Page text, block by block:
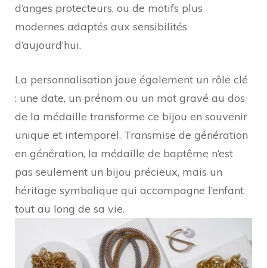
d’anges protecteurs, ou de motifs plus
modernes adaptés aux sensibilités
d’aujourd’hui.
La personnalisation joue également un rôle clé
: une date, un prénom ou un mot gravé au dos
de la médaille transforme ce bijou en souvenir
unique et intemporel. Transmise de génération
en génération, la médaille de baptême n’est
pas seulement un bijou précieux, mais un
héritage symbolique qui accompagne l’enfant
tout au long de sa vie.